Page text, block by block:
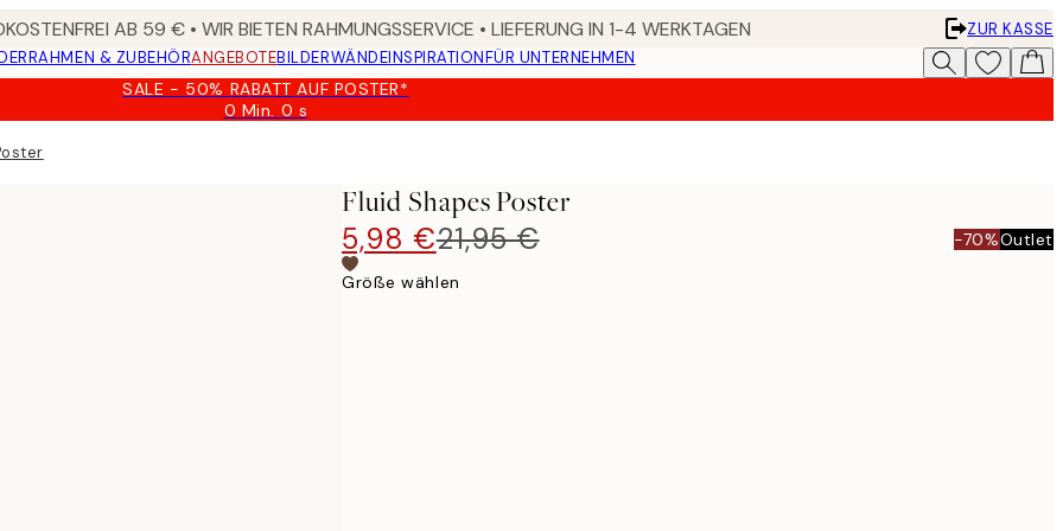
AB 59 € • WIR BIETEN RAHMUNGSSERVICE • LIEFERUNG IN 1-4 WERKTAGEN
ZUR KASSE
RAHMEN & ZUBEHÖRANGEBOTEBILDERWÄNDEINSPIRATIONFÜR UNTERNEHMEN
SALE - 50% RABATT AUF POSTER*
0 Min. 0 s
Gültig
Fluid Shapes Poster
5,98 €21,95 € -70%Outlet
Größe wählen